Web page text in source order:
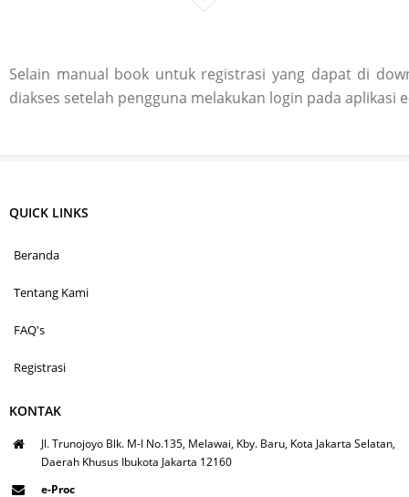
Selain manual book untuk registrasi yang dapat di
diakses setelah pengguna melakukan login pada aplikasi
QUICK LINKS
Beranda
Tentang Kami
FAQ's
Registrasi
KONTAK
Jl. Trunojoyo Blk. M-I No.135, Melawai, Kby. Baru, Kota Jakarta Selatan,
Daerah Khusus Ibukota Jakarta 12160
e-Proc